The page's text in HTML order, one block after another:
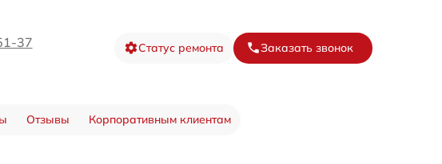
37 Статус ремонта Заказать звонок
Отзывы Корпоративным клиентам